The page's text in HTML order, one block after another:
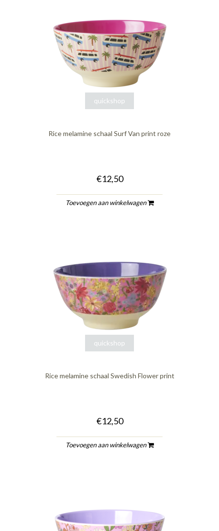
quickshop
Rice melamine schaal Surf Van print roze
€12,50
Toevoegen aan winkelwagen
quickshop
Rice melamine schaal Swedish Flower print
€12,50
Toevoegen aan winkelwagen